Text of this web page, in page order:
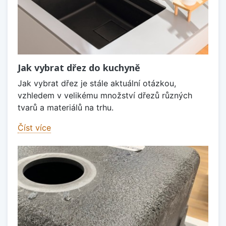
Jak vybrat dřez do kuchyně
Jak vybrat dřez je stále aktuální otázkou,
vzhledem v velikému množství dřezů různých
tvarů a materiálů na trhu.
Číst více